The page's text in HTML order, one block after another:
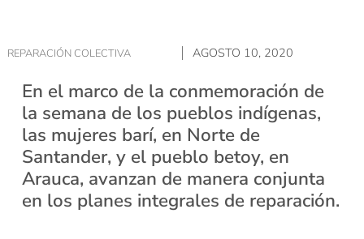
REPARACIÓN COLECTIVA AGOSTO 10, 2020
En el marco de la conmemoración de
la semana de los pueblos indígenas,
las mujeres barí, en Norte de
Santander, y el pueblo betoy, en
Arauca, avanzan de manera conjunta
en los planes integrales de reparación.